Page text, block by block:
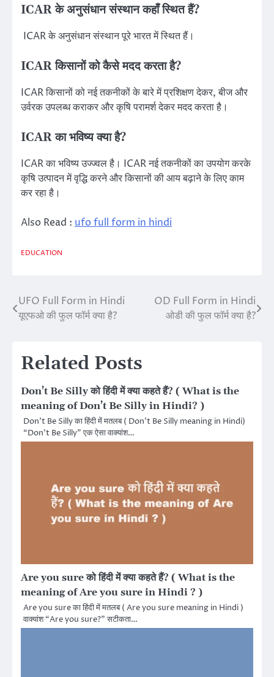
ICAR के अनुसंधान संस्थान कहाँ स्थित हैं?
ICAR के अनुसंधान संस्थान पूरे भारत में स्थित हैं।
ICAR किसानों को कैसे मदद करता है?
ICAR किसानों को नई तकनीकों के बारे में प्रशिक्षण देकर, बीज और
उर्वरक उपलब्ध कराकर और कृषि परामर्श देकर मदद करता है।
ICAR का भविष्य क्या है?
ICAR का भविष्य उज्ज्वल है। ICAR नई तकनीकों का उपयोग करके
कृषि उत्पादन में वृद्धि करने और किसानों की आय बढ़ाने के लिए काम
कर रहा है।
Also Read : ufo full form in hindi
EDUCATION
Post
navigation
UFO Full Form in Hindi
यूएफओ की फुल फॉर्म क्या है?
OD Full Form in Hindi
ओडी की फुल फॉर्म क्या है?
Related Posts
Don’t Be Silly को हिंदी में क्या कहते हैं? ( What is the
meaning of Don’t Be Silly in Hindi? )
Don’t Be Silly का हिंदी में मतलब ( Don’t Be Silly meaning in Hindi)
“Don’t Be Silly” एक ऐसा वाक्यांश…
Are you sure को हिंदी में क्या कहते हैं? ( What is the
meaning of Are you sure in Hindi ? )
Are you sure का हिंदी में मतलब ( Are you sure meaning in Hindi )
वाक्यांश “Are you sure?” सटीकता…